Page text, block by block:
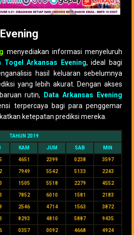
menyediakan informasi menyeluruh
Togel Arkansas Evening, ideal bagi
hasil keluaran sebelumnya
yang lebih akurat. Dengan akses
rutin,
Data Arkansas Evening
terpercaya bagi para penggemar
ketepatan prediksi mereka.
TAHUN 2019
KAM JUM SAB MIN
4651 2399 0238 3597
7949 5542 5133 2243
1505 5518 2279 4552
7852 6010 1581 2183
2546 4714 1563 3872
8293 4810 5887 9435
0357 0092 4668 4924